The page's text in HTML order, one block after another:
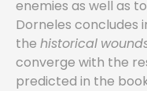
enemies as well as
Dorneles concludes
the historical
converge with the
predicted in the